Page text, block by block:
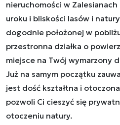
nieruchomości w
uroku i bliskości lasów i
dogodnie położonej w
przestronna działka o
miejsce na Twój wymarzony
Już na samym początku
jest dość kształtna i
pozwoli Ci cieszyć się
otoczeniu natury.